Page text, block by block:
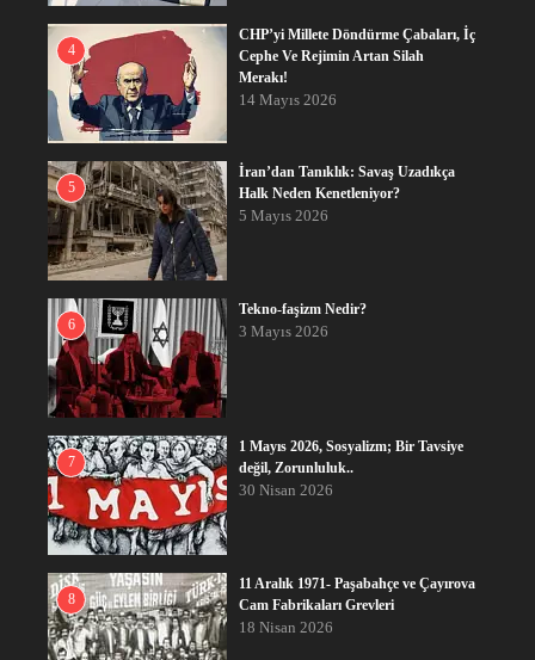
4
CHP’yi Millete Döndürme Çabaları, İç
Cephe Ve Rejimin Artan Silah
Merakı!
14 Mayıs 2026
5
İran’dan Tanıklık: Savaş Uzadıkça
Halk Neden Kenetleniyor?
5 Mayıs 2026
6
Tekno-faşizm Nedir?
3 Mayıs 2026
7
1 Mayıs 2026, Sosyalizm; Bir Tavsiye
değil, Zorunluluk..
30 Nisan 2026
8
11 Aralık 1971- Paşabahçe ve Çayırova
Cam Fabrikaları Grevleri
18 Nisan 2026